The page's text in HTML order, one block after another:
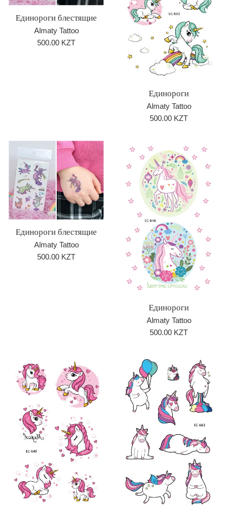
Единороги блестящие
Almaty Tattoo
Обычная
500.00 KZT
Единороги
Almaty Tattoo
Обычная
500.00 KZT
Единороги блестящие
Almaty Tattoo
Обычная
500.00 KZT
Единороги
Almaty Tattoo
Обычная
500.00 KZT